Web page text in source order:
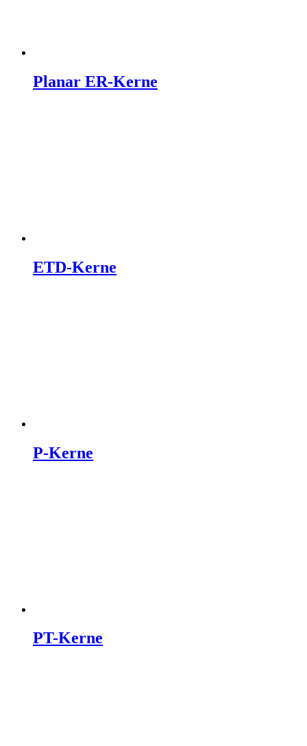
Planar ER-Kerne
ETD-Kerne
P-Kerne
PT-Kerne